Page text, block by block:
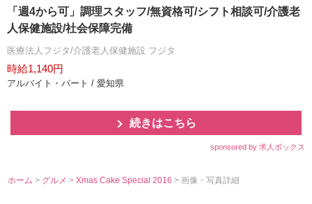
「週4から可」調理スタッフ/無資格可/シフト相談可/介護老
人保健施設/社会保障完備
医療法人フジタ/介護老人保健施設 フジタ
時給1,140円
アルバイト・パート / 愛知県
続きはこちら
sponsored by 求人ボックス
ホーム > グルメ>Xmas Cake Special 2016> 画像・写真詳細